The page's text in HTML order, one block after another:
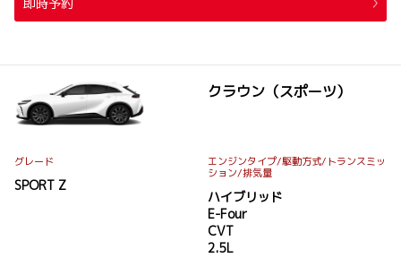
クラウン（スポーツ）
グレード
SPORT Z
エンジンタイプ/駆動方式/ トランスミッ
ション/排気量
ハイブリッド
E-Four
CVT
2.5L